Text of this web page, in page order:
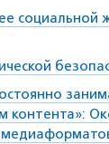
социальной
контента»: